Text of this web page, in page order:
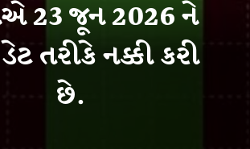
23 જૂન 2026 ને
ડેટ તરીકે નક્કી કરી
છે.